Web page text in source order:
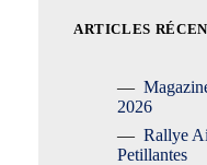
ARTICLES
2026
Rallye
Petillantes